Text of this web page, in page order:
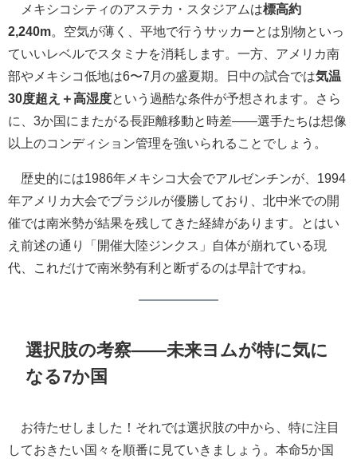
メキシコシティのアステカ・スタジアムは標高約
2,240m 。空気が薄く、平地で行うサッカーとは別物といっ
ていいレベルでスタミナを消耗します。一方、アメリカ南
部やメキシコ低地は6〜7月の盛夏期。日中の試合では気温
30度超え＋高湿度という過酷な条件が予想されます。さら
に、3か国にまたがる長距離移動と時差――選手たちは想像
以上のコンディション管理を強いられることでしょう。
歴史的には1986年メキシコ大会でアルゼンチンが、1994
年アメリカ大会でブラジルが優勝しており、北中米での開
催では南米勢が結果を残してきた経緯があります。とはい
え前述の通り「開催大陸ジンクス」自体が崩れている現
代、これだけで南米勢有利と断ずるのは早計ですね。
選択肢の考察――未来ヨムが特に気に
なる7か国
お待たせしました！それでは選択肢の中から、特に注目
しておきたい国々を順番に見ていきましょう。本命5か国